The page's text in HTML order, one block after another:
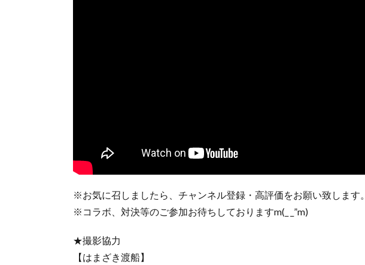
※お気に召しましたら、チャンネル登録・高評価をお願い致します。
※コラボ、対決等のご参加お待ちしておりますm(_ _”m)
★撮影協力
【はまざき渡船】